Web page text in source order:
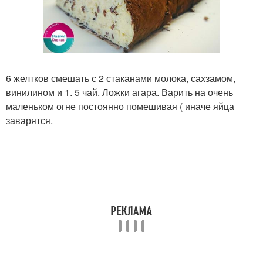
6 желтков смешать с 2 стаканами молока, сахзамом,
винилином и 1. 5 чай. Ложки агара. Варить на очень
маленьком огне постоянно помешивая ( иначе яйца
заварятся.